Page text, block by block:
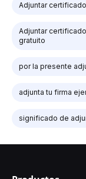
Adjuntar
Adjuntar
gratuito
por la presente
adjunta tu firma
significado de